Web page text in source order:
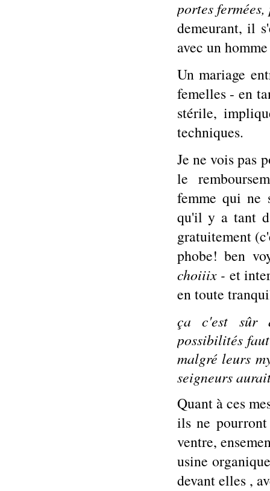
portes
demeurant, il
avec un
Un mariage
femelles - en
stérile,
techniques.
Je ne vois pas
le
femme qui ne
qu'il y a tant
gratuitement
phobe! ben
choiiix - et
en toute
ça c'est sûr
possibilités
malgré leurs
seigneurs
Quant à ces
ils ne
ventre,
usine
devant elles ,